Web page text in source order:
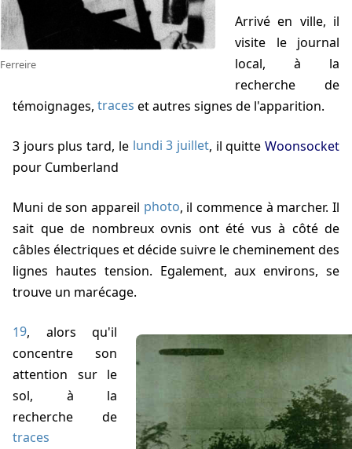
Ferreire
Arrivé en ville, il
visite le journal
local, à la
recherche de
témoignages, traces et autres signes de l'apparition.
3 jours plus tard, le lundi 3 juillet, il quitteWoonsocket
pour Cumberland
Muni de son appareil photo, il commence à marcher. Il
sait que de nombreux ovnis ont été vus à côté de
câbles électriques et décide suivre le cheminement des
lignes hautes tension. Egalement, aux environs, se
trouve un marécage.
19, alors qu'il
concentre son
attention sur le
sol, à la
recherche de
traces